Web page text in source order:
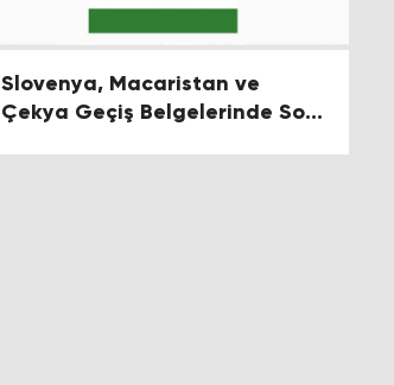
Slovenya, Macaristan ve
Çekya Geçiş Belgelerinde Son